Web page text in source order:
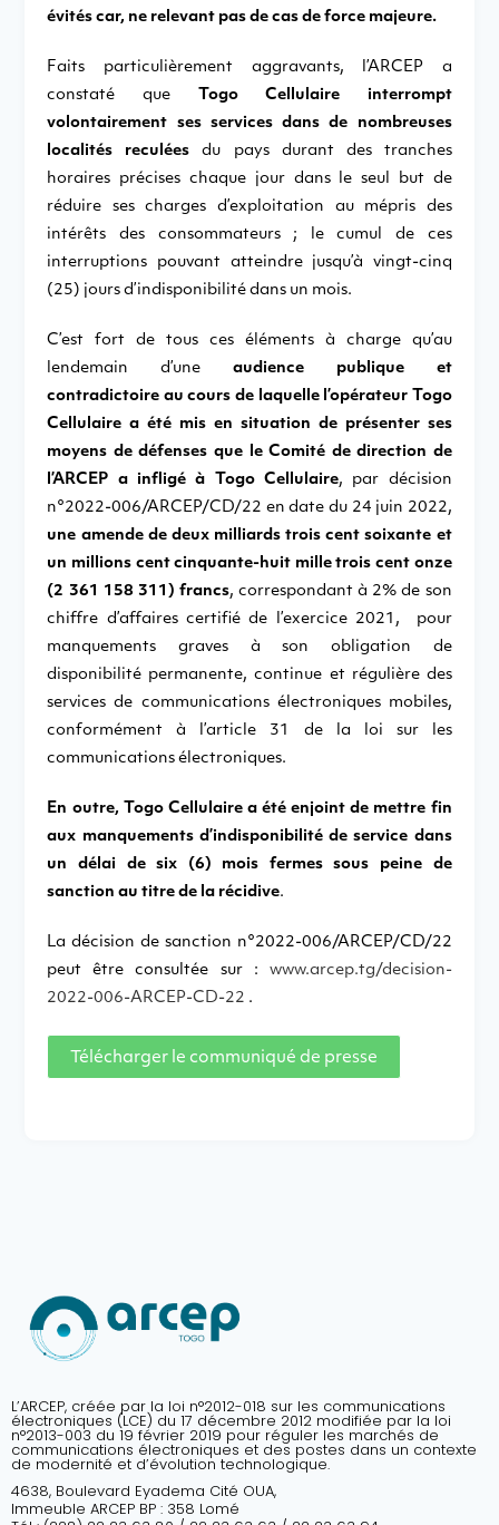
évités car, ne relevant pas de cas de force majeure.
Faits particulièrement aggravants, l’ARCEP a
constaté que
Togo Cellulaire interrompt
volontairement ses services dans de nombreuses
localités reculées du pays durant des tranches
horaires précises chaque jour dans le seul but de
réduire ses charges d’exploitation au mépris des
intérêts des consommateurs ; le cumul de ces
interruptions pouvant atteindre jusqu’à vingt-cinq
(25) jours d’indisponibilité dans un mois.
C’est fort de tous ces éléments à charge qu’au
lendemain d’une audience publique et
contradictoire au cours de laquelle l’opérateur Togo
Cellulaire a été mis en situation de présenter ses
moyens de défenses que le Comité de direction de
l’ARCEP a
infligé à Togo Cellulaire, par décision
n°2022-006/ARCEP/CD/22 en date du 24 juin 2022,
une amende de deux milliards trois cent soixante et
un millions cent cinquante-huit mille trois cent onze
(2 361 158 311) francs, correspondant à 2% de son
chiffre d’affaires certifié de l’exercice 2021, pour
manquements graves à son obligation de
disponibilité permanente, continue et régulière des
services de communications électroniques mobiles,
conformément à l’article 31 de la loi sur les
communications électroniques.
En outre, Togo Cellulaire a été enjoint de mettre fin
aux manquements d’indisponibilité de service dans
un délai de six (6) mois fermes sous peine de
sanction au titre de la récidive.
La décision de sanction n°2022-006/ARCEP/CD/22
peut être consultée sur : www.arcep.tg/decision-
2022-006-ARCEP-CD-22 .
Télécharger le communiqué de presse
L’ARCEP, créée par la loi n°2012-018 sur les communications
électroniques (LCE) du 17 décembre 2012 modifiée par la loi
n°2013-003 du 19 février 2019 pour réguler les marchés de
communications électroniques et des postes dans un contexte
de modernité et d’évolution technologique.
4638, Boulevard Eyadema Cité OUA,
Immeuble ARCEP BP : 358 Lomé